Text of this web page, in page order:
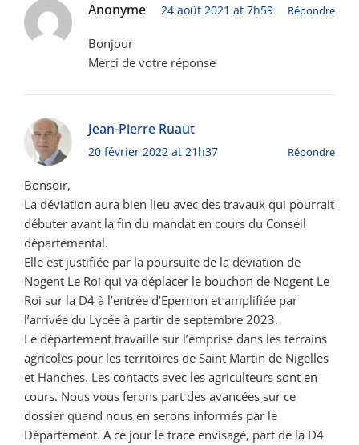
Anonyme 24 août 2021 at 7h59 Répondre
Bonjour
Merci de votre réponse
Jean-Pierre Ruaut
20 février 2022 at 21h37 Répondre
Bonsoir,
La déviation aura bien lieu avec des travaux qui pourrait
débuter avant la fin du mandat en cours du Conseil
départemental.
Elle est justifiée par la poursuite de la déviation de
Nogent Le Roi qui va déplacer le bouchon de Nogent Le
Roi sur la D4 à l’entrée d’Epernon et amplifiée par
l’arrivée du Lycée à partir de septembre 2023.
Le département travaille sur l’emprise dans les terrains
agricoles pour les territoires de Saint Martin de Nigelles
et Hanches. Les contacts avec les agriculteurs sont en
cours. Nous vous ferons part des avancées sur ce
dossier quand nous en serons informés par le
Département. A ce jour le tracé envisagé, part de la D4